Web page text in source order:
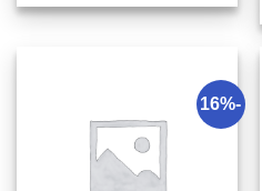
-16%